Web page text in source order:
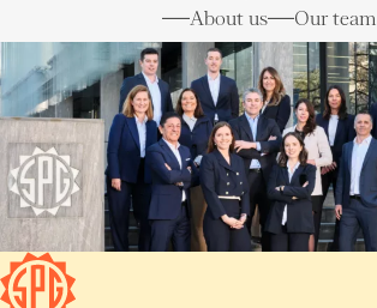
About us Our team